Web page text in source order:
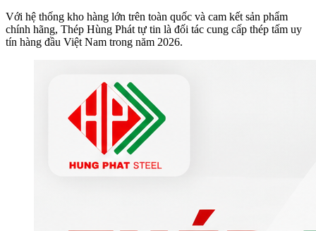
Với hệ thống kho hàng lớn trên toàn quốc và cam kết sản phẩm
chính hãng, Thép Hùng Phát tự tin là đối tác cung cấp thép tấm uy
tín hàng đầu Việt Nam trong năm 2026.